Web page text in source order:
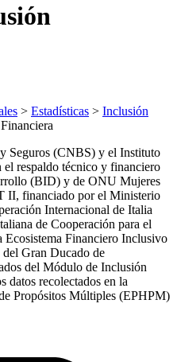
> Estadísticas > Inclusión
Seguros (CNBS) y el Instituto
respaldo técnico y financiero
(BID) y de ONU Mujeres
II, financiado por el Ministerio
Internacional de Italia
de Cooperación para el
Financiero Inclusivo
Gran Ducado de
del Módulo de Inclusión
datos recolectados en la
Propósitos Múltiples (EPHPM)